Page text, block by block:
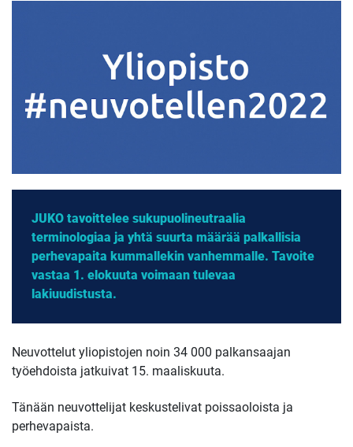
JUKO tavoittelee sukupuolineutraalia
terminologiaa ja yhtä suurta määrää palkallisia
perhevapaita kummallekin vanhemmalle. Tavoite
vastaa 1. elokuuta voimaan tulevaa
lakiuudistusta.
Neuvottelut yliopistojen noin 34 000 palkansaajan
työehdoista jatkuivat 15. maaliskuuta.
Tänään neuvottelijat keskustelivat poissaoloista ja
perhevapaista.